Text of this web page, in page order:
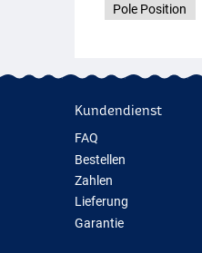
Pole Position
Kundendienst
FAQ
Bestellen
Zahlen
Lieferung
Garantie